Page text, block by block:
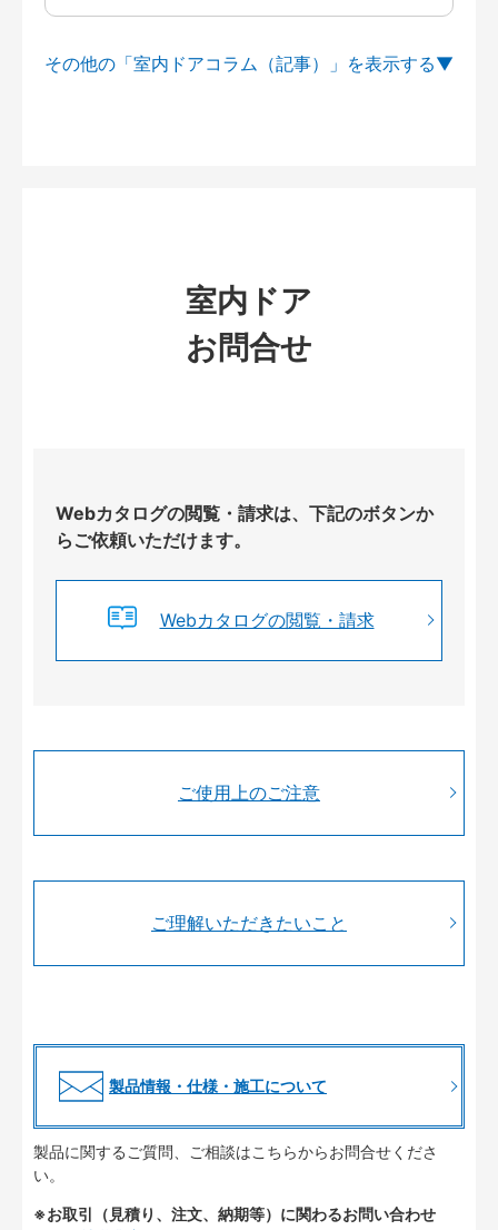
その他の「室内ドアコラム（記事）」を
室内ドア
お問合せ
Webカタログの閲覧・請求は、下記のボタンか
らご依頼いただけます。
Webカタログの閲覧・請求
ご使用上のご注意
ご理解いただきたいこと
製品情報・仕様・施工について
製品に関するご質問、ご相談はこちらからお問合せくださ
い。
※お取引（見積り、注文、納期等）に関わるお問い合わせ